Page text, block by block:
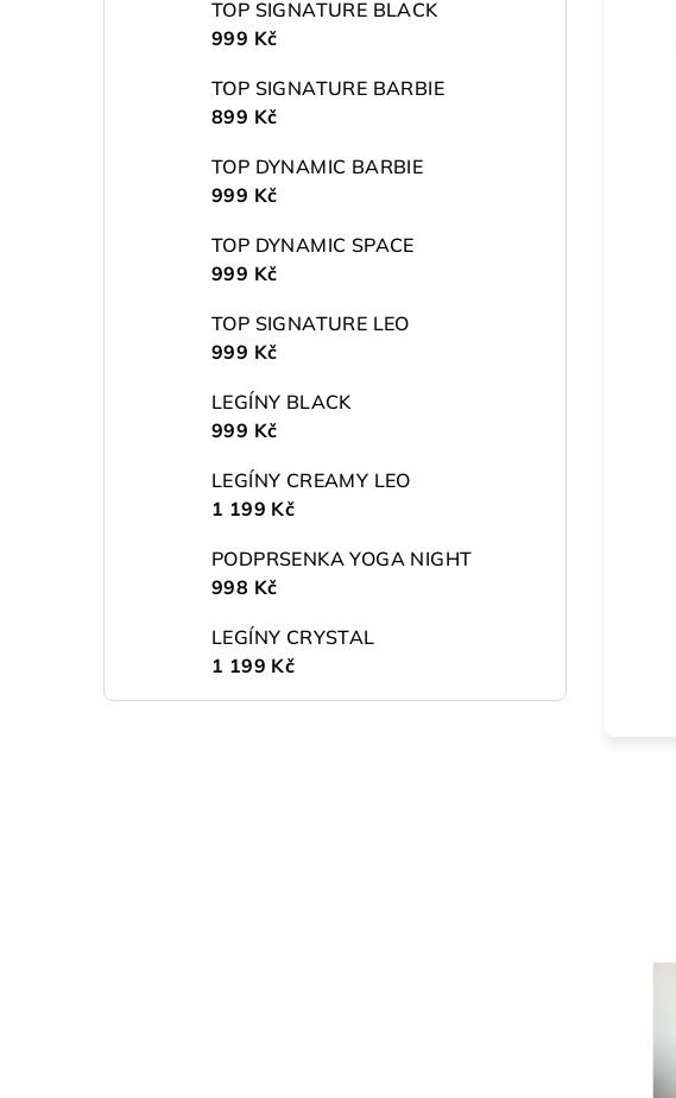
TOP SIGNATURE BLACK
999 Kč
TOP SIGNATURE BARBIE
899 Kč
TOP DYNAMIC BARBIE
999 Kč
TOP DYNAMIC SPACE
999 Kč
TOP SIGNATURE LEO
999 Kč
LEGÍNY BLACK
999 Kč
LEGÍNY CREAMY LEO
1 199 Kč
PODPRSENKA YOGA NIGHT
998 Kč
LEGÍNY CRYSTAL
1 199 Kč